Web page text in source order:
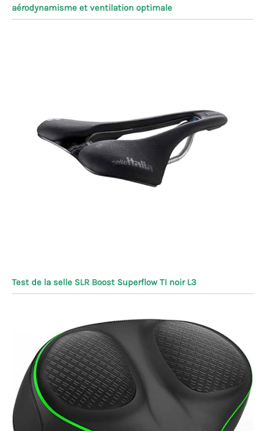
aérodynamisme et ventilation optimale
Test de la selle SLR Boost Superflow TI noir L3